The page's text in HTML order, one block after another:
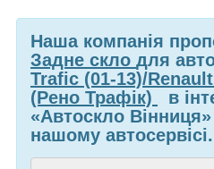
Наша компанія
Задне скло для
Trafic (01-13)/
(Рено Трафік)
в
«Автоскло Вінниця»
нашому автосервісі.